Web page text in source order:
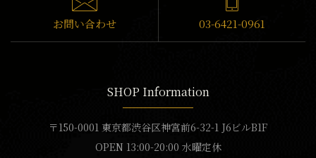
お問い合わせ 03-6421-0961
SHOP Information
〒150-0001 東京都渋谷区神宮前6-32-1 J6ビルB1F
OPEN 13:00-20:00 水曜定休